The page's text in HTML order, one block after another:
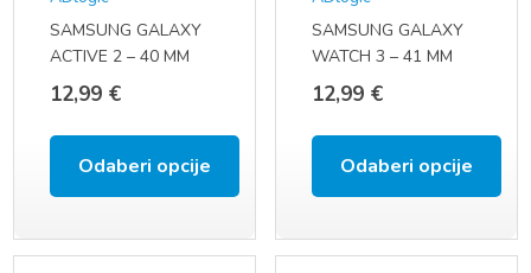
odabrati
na
proizvoda
odabrati
na
proizvoda
SAMSUNG GALAXY
ACTIVE 2 – 40 MM
(SM-R830 / SM-R835)
ACTIVE 2 – 44 MM
(SM-R820 / SM-R825)
ACTIVE (SM-R500)
(20 MM)
12,99 €
Odaberi opcije
proizvod
SAMSUNG GALAXY
WATCH 3 – 41 MM
(SM – R850 / SM-
R855F / SM-R855U)
(20 MM)
12,99 €
Odaberi opcije
proizvod